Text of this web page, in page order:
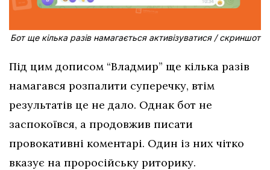
Бот ще кілька разів намагається активізуватися / скриншот
Під цим дописом “Владмир” ще кілька разів
намагався розпалити суперечку, втім
результатів це не дало. Однак бот не
заспокоївся, а продовжив писати
провокативні коментарі. Один із них чітко
вказує на проросійську риторику.